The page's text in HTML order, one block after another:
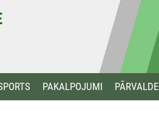
PAKALPOJUMI PĀRVALDE